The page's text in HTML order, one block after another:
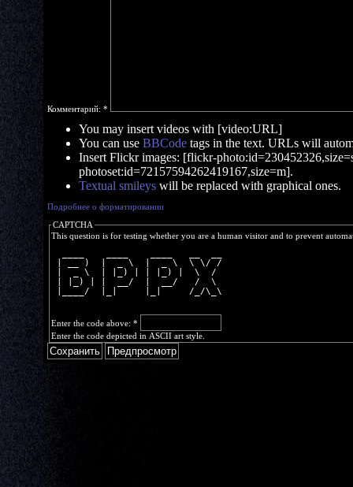
Комментарий: *
You may insert videos with [video:URL]
You can use BBCode tags in the text. URLs will
Insert Flickr images: [flickr-
photoset:id=72157594262419167,size=m].
Textual smileys will be replaced with graphical ones.
Подробнее о форматировании
CAPTCHA
This question is for testing whether you are a human visitor and to prevent
| __ )  |  _ \  |  _ \  \ \/ /
|  _ \  | |_) | | |_) |  \  /
| |_) | |  __/  |  __/   /  \
|____/  |_|     |_|     /_/\_\
Enter the code above: *
Enter the code depicted in ASCII art style.